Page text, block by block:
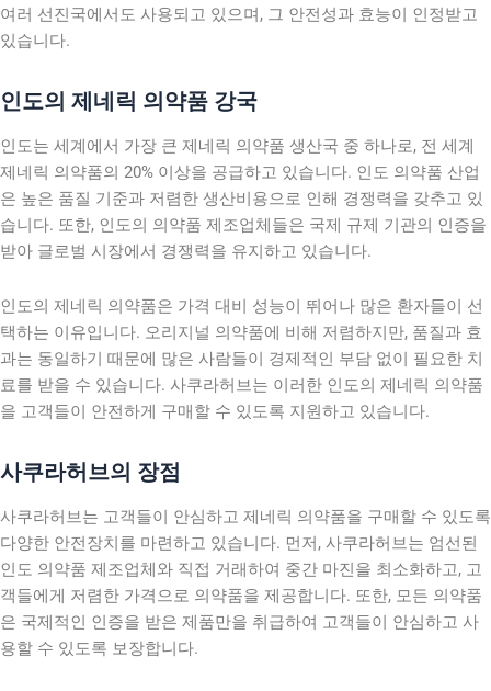
여러 선진국에서도 사용되고 있으며, 그 안전성과 효능이 인정받고
있습니다.
인도의 제네릭 의약품 강국
인도는 세계에서 가장 큰 제네릭 의약품 생산국 중 하나로, 전 세계
제네릭 의약품의 20% 이상을 공급하고 있습니다. 인도 의약품 산업
은 높은 품질 기준과 저렴한 생산비용으로 인해 경쟁력을 갖추고 있
습니다. 또한, 인도의 의약품 제조업체들은 국제 규제 기관의 인증을
받아 글로벌 시장에서 경쟁력을 유지하고 있습니다.
인도의 제네릭 의약품은 가격 대비 성능이 뛰어나 많은 환자들이 선
택하는 이유입니다. 오리지널 의약품에 비해 저렴하지만, 품질과 효
과는 동일하기 때문에 많은 사람들이 경제적인 부담 없이 필요한 치
료를 받을 수 있습니다. 사쿠라허브는 이러한 인도의 제네릭 의약품
을 고객들이 안전하게 구매할 수 있도록 지원하고 있습니다.
사쿠라허브의 장점
사쿠라허브는 고객들이 안심하고 제네릭 의약품을 구매할 수 있도록
다양한 안전장치를 마련하고 있습니다. 먼저, 사쿠라허브는 엄선된
인도 의약품 제조업체와 직접 거래하여 중간 마진을 최소화하고, 고
객들에게 저렴한 가격으로 의약품을 제공합니다. 또한, 모든 의약품
은 국제적인 인증을 받은 제품만을 취급하여 고객들이 안심하고 사
용할 수 있도록 보장합니다.